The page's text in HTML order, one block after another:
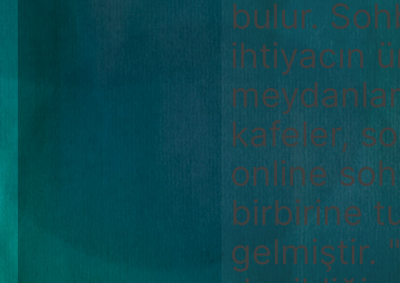
bulur.
ihtiyacın
kafeler,
online
birbirine
gelmiştir.